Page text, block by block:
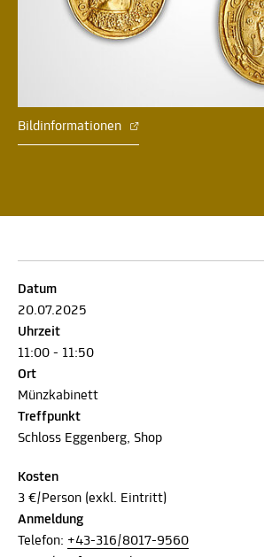
Bildinformationen
Datum
20.07.2025
Uhrzeit
11:00 - 11:50
Ort
Münzkabinett
Treffpunkt
Schloss Eggenberg, Shop
Kosten
3 €/Person (exkl. Eintritt)
Anmeldung
Telefon: +43-316/8017-9560